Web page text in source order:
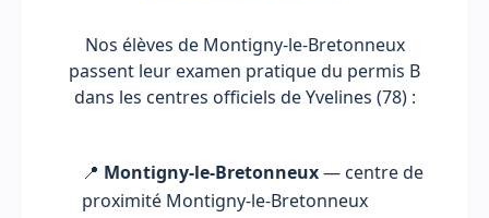
Nos élèves de Montigny-le-Bretonneux
passent leur examen pratique du permis B
dans les centres officiels de Yvelines (78) :
📍 Montigny-le-Bretonneux— centre de
proximité Montigny-le-Bretonneux